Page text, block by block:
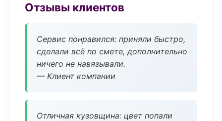
Отзывы клиентов
Сервис понравился: приняли быстро,
сделали всё по смете, дополнительно
ничего не навязывали.
— Клиент компании
Отличная кузовщина: цвет попали